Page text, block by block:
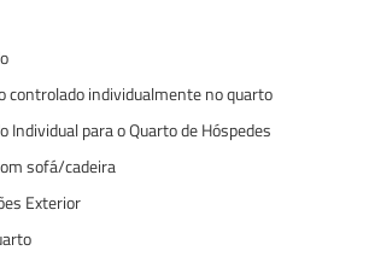
controlado individualmente no quarto
Individual para o Quarto de Hóspedes
sofá/cadeira
Exterior